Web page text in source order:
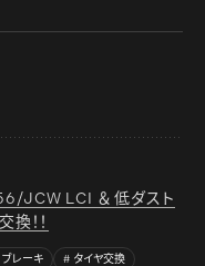
JCW LCI ＆ 低ダスト
換！！
ブレーキ
タイヤ交換